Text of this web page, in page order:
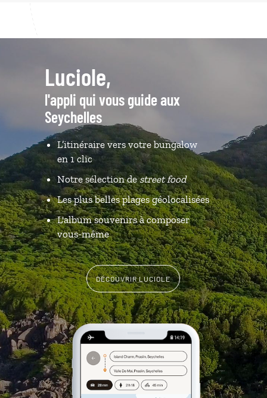
Luciole,
l'appli qui vous guide aux
Seychelles
L’itinéraire vers votre bungalow
en 1 clic
Notre sélection destreet food
Les plus belles plages géolocalisées
L'album souvenirs à composer
vous-même
DÉCOUVRIR LUCIOLE